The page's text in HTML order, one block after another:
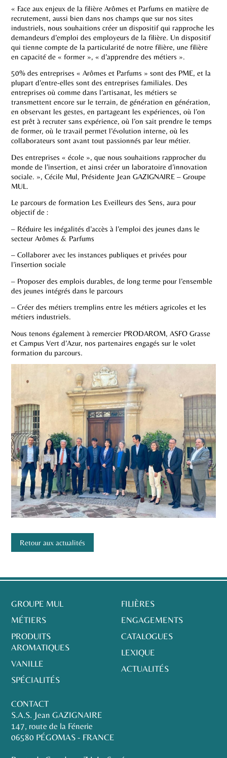
« Face aux enjeux de la filière Arômes et Parfums en matière de
recrutement, aussi bien dans nos champs que sur nos sites
industriels, nous souhaitions créer un dispositif qui rapproche les
demandeurs d’emploi des employeurs de la filière. Un dispositif
qui tienne compte de la particularité de notre filière, une filière
en capacité de « former », « d’apprendre des métiers ».
50% des entreprises « Arômes et Parfums » sont des PME, et la
plupart d’entre-elles sont des entreprises familiales. Des
entreprises où comme dans l’artisanat, les métiers se
transmettent encore sur le terrain, de génération en génération,
en observant les gestes, en partageant les expériences, où l’on
est prêt à recruter sans expérience, où l’on sait prendre le temps
de former, où le travail permet l’évolution interne, où les
collaborateurs sont avant tout passionnés par leur métier.
Des entreprises « école », que nous souhaitions rapprocher du
monde de l’insertion, et ainsi créer un laboratoire d’innovation
sociale. », Cécile Mul, Présidente Jean GAZIGNAIRE – Groupe
MUL.
Le parcours de formation Les Eveilleurs des Sens, aura pour
objectif de :
– Réduire les inégalités d’accès à l’emploi des jeunes dans le
secteur Arômes & Parfums
– Collaborer avec les instances publiques et privées pour
l’insertion sociale
– Proposer des emplois durables, de long terme pour l’ensemble
des jeunes intégrés dans le parcours
– Créer des métiers tremplins entre les métiers agricoles et les
métiers industriels.
Nous tenons également à remercier PRODAROM, ASFO Grasse
et Campus Vert d’Azur, nos partenaires engagés sur le volet
formation du parcours.
Retour aux actualités
GROUPE MUL
MÉTIERS
PRODUITS
AROMATIQUES
VANILLE
SPÉCIALITÉS
FILIÈRES
ENGAGEMENTS
CATALOGUES
LEXIQUE
ACTUALITÉS
CONTACT
S.A.S. Jean GAZIGNAIRE
147, route de la Fénerie
06580 PÉGOMAS - FRANCE